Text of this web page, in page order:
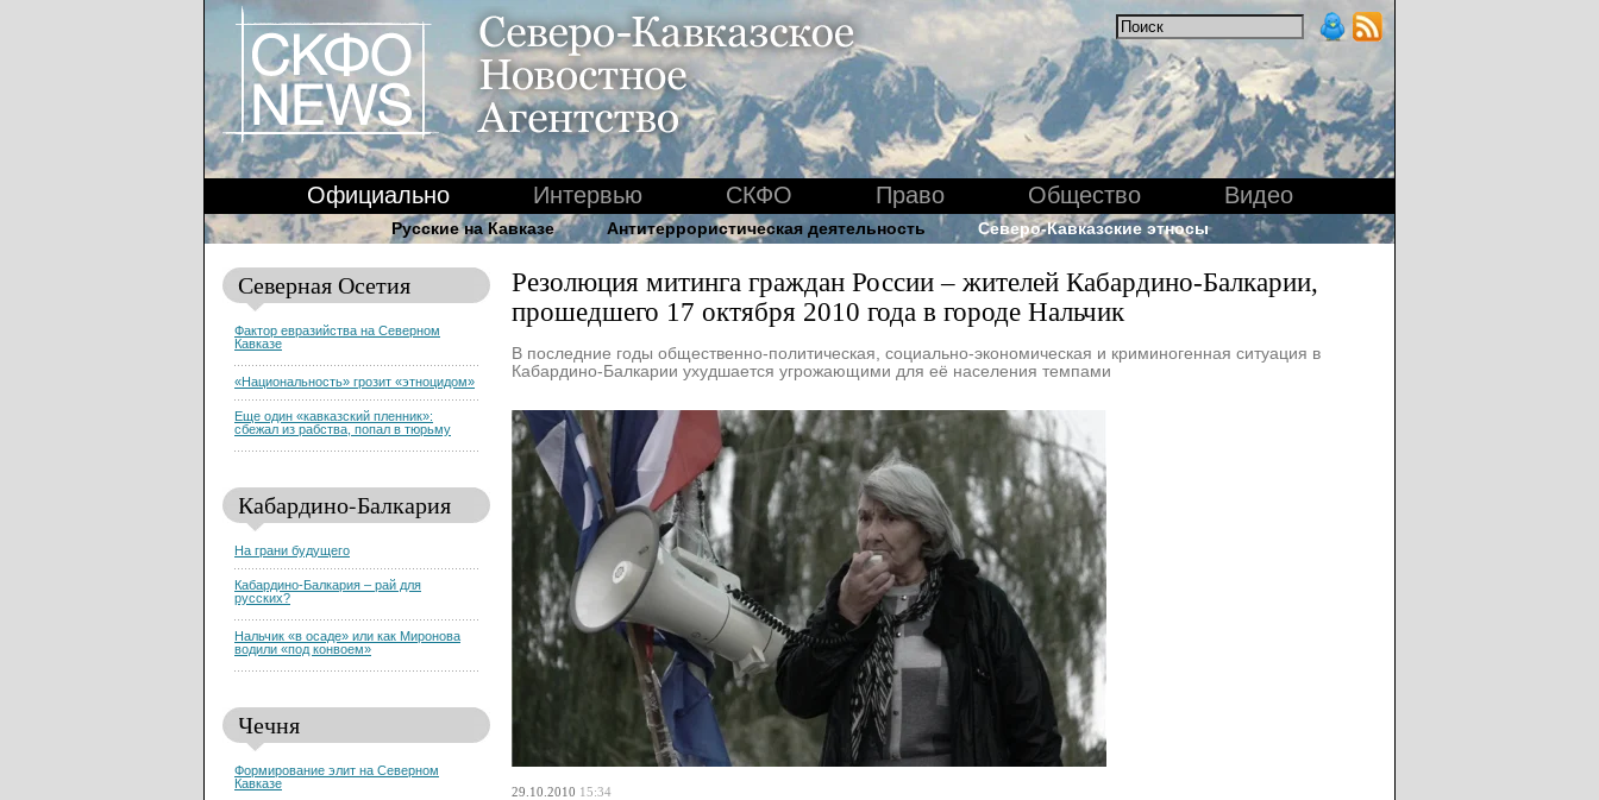
Официально Интервью СКФО Право Общество Видео
Русские на Кавказе Антитеррористическая деятельность Северо-Кавказские этносы
Северная Осетия
Фактор евразийства на Северном
Кавказе
«Национальность» грозит «этноцидом»
Еще один «кавказский пленник»:
сбежал из рабства, попал в тюрьму
Кабардино-Балкария
На грани будущего
Кабардино-Балкария – рай для
русских?
Нальчик «в осаде» или как Миронова
водили «под конвоем»
Чечня
Формирование элит на Северном
Кавказе
Резолюция митинга граждан России – жителей Кабардино-Балкарии,
прошедшего 17 октября 2010 года в городе Нальчик
В последние годы общественно-политическая, социально-экономическая и криминогенная ситуация в
Кабардино-Балкарии ухудшается угрожающими для её населения темпами
29.10.2010 15:34